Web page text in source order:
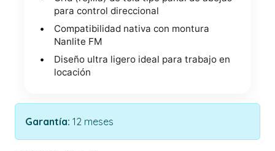
para control direccional
Compatibilidad nativa con montura
Nanlite FM
Diseño ultra ligero ideal para trabajo en
locación
Garantía: 12 meses